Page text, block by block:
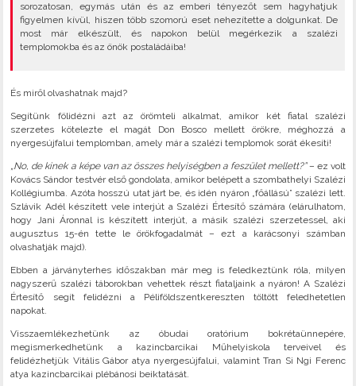
sorozatosan, egymás után és az emberi tényezőt sem hagyhatjuk
figyelmen kívül, hiszen több szomorú eset nehezítette a dolgunkat. De
most már elkészült, és napokon belül megérkezik a szalézi
templomokba és az önök postaládáiba!
És miről olvashatnak majd?
Segítünk fölidézni azt az örömteli alkalmat, amikor két fiatal szalézi
szerzetes kötelezte el magát Don Bosco mellett örökre, méghozzá a
nyergesújfalui templomban, amely már a szalézi templomok sorát ékesíti!
„No, de kinek a képe van az összes helyiségben a feszület mellett?”– ez volt
Kovács Sándor testvér első gondolata, amikor belépett a szombathelyi Szalézi
Kollégiumba. Azóta hosszú utat járt be, és idén nyáron „főállású” szalézi lett.
Szlávik Adél készített vele interjút a Szalézi Értesítő számára (elárulhatom,
hogy Jani Áronnal is készített interjút, a másik szalézi szerzetessel, aki
augusztus 15-én tette le örökfogadalmát – ezt a karácsonyi számban
olvashatják majd).
Ebben a járványterhes időszakban már meg is feledkeztünk róla, milyen
nagyszerű szalézi táborokban vehettek részt fiataljaink a nyáron! A Szalézi
Értesítő segít felidézni a Péliföldszentkereszten töltött feledhetetlen
napokat.
Visszaemlékezhetünk az óbudai oratórium bokrétaünnepére,
megismerkedhetünk a kazincbarcikai Műhelyiskola terveivel és
felidézhetjük Vitális Gábor atya nyergesújfalui, valamint Tran Si Ngi Ferenc
atya kazincbarcikai plébánosi beiktatását.